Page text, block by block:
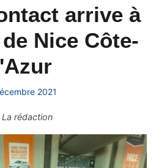
arrive à
Nice Côte-
2021
La rédaction